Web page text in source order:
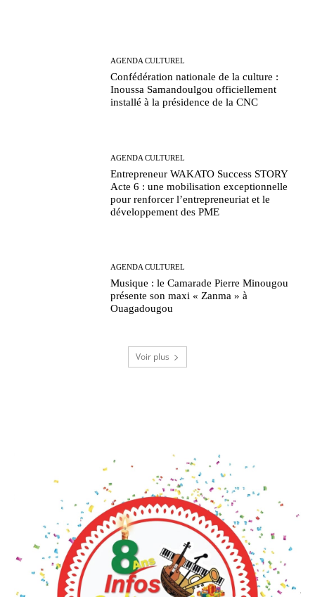
AGENDA CULTUREL
Confédération nationale de la culture :
Inoussa Samandoulgou officiellement
installé à la présidence de la CNC
AGENDA CULTUREL
Entrepreneur WAKATO Success STORY
Acte 6 : une mobilisation exceptionnelle
pour renforcer l’entrepreneuriat et le
développement des PME
AGENDA CULTUREL
Musique : le Camarade Pierre Minougou
présente son maxi « Zanma » à
Ouagadougou
Voir plus